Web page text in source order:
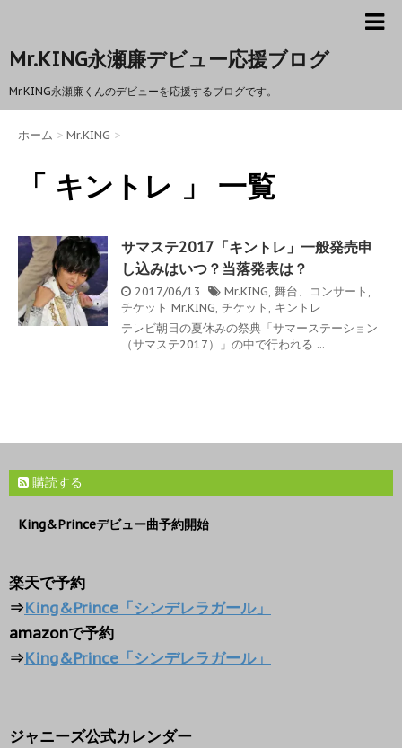
Mr.KING永瀬廉デビュー応援ブログ
Mr.KING永瀬廉くんのデビューを応援するブログです。
ホーム > Mr.KING >
「 キントレ 」 一覧
サマステ2017「キントレ」一般発売申
し込みはいつ？当落発表は？
2017/06/13 Mr.KING, 舞台、コンサート ,
チケット Mr.KING, チケット , キントレ
テレビ朝日の夏休みの祭典「サマーステーション
（サマステ2017）」の中で行われる ...
購読する
King&Princeデビュー曲予約開始
楽天で予約
⇒King&Prince「シンデレラガール」
amazonで予約
⇒King&Prince「シンデレラガール」
ジャニーズ公式カレンダー